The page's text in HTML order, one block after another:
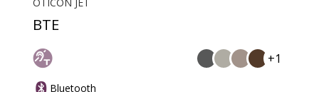
BTE
+1
Bluetooth